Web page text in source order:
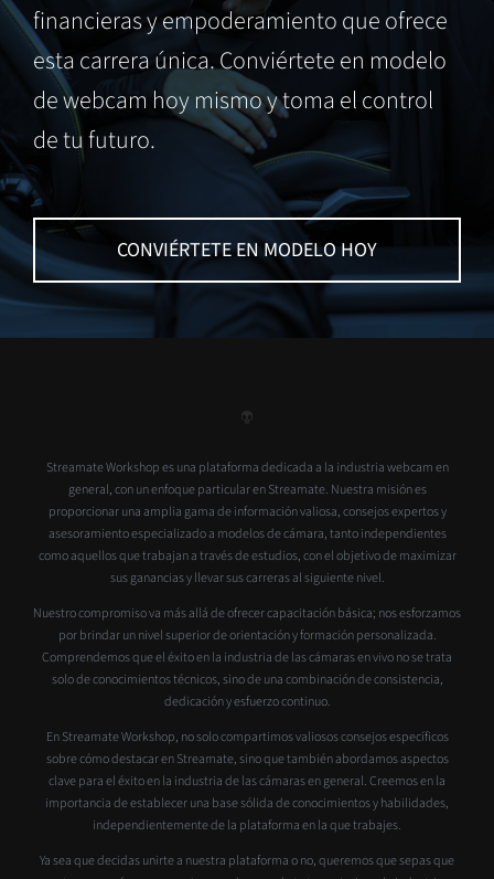
financieras y empoderamiento que ofrece
esta carrera única. Conviértete en modelo
de webcam hoy mismo y toma el control
de tu futuro.
CONVIÉRTETE EN MODELO HOY
Streamate Workshop es una plataforma dedicada a la industria webcam en
general, con un enfoque particular en Streamate. Nuestra misión es
proporcionar una amplia gama de información valiosa, consejos expertos y
asesoramiento especializado a modelos de cámara, tanto independientes
como aquellos que trabajan a través de estudios, con el objetivo de maximizar
sus ganancias y llevar sus carreras al siguiente nivel.
Nuestro compromiso va más allá de ofrecer capacitación básica; nos esforzamos
por brindar un nivel superior de orientación y formación personalizada.
Comprendemos que el éxito en la industria de las cámaras en vivo no se trata
solo de conocimientos técnicos, sino de una combinación de consistencia,
dedicación y esfuerzo continuo.
En Streamate Workshop, no solo compartimos valiosos consejos específicos
sobre cómo destacar en Streamate, sino que también abordamos aspectos
clave para el éxito en la industria de las cámaras en general. Creemos en la
importancia de establecer una base sólida de conocimientos y habilidades,
independientemente de la plataforma en la que trabajes.
Ya sea que decidas unirte a nuestra plataforma o no, queremos que sepas que